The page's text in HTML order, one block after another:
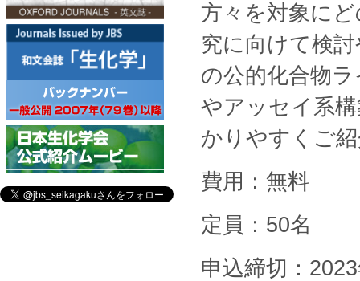
方々を対象に
究に向けて検
の公的化合物
やアッセイ系
かりやすくご
費用：無料
定員：50名
申込締切：